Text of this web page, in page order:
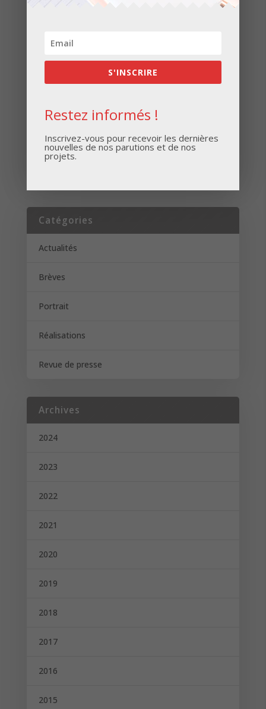
nouvelles de nos parutions et de nos projets.
Catégories
Actualités
Brèves
Portrait
Réalisations
Revue de presse
Archives
2024
2023
2022
2021
2020
2019
2018
2017
2016
2015
S'INSCRIRE
Restez informés !
Inscrivez-vous pour recevoir les dernières
nouvelles de nos parutions et de nos
projets.